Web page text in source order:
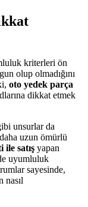
kriterleri ön
olup olmadığını
oto yedek parça
dikkat etmek
unsurlar da
uzun ömürlü
ile satış yapan
uyumluluk
sayesinde,
nasıl